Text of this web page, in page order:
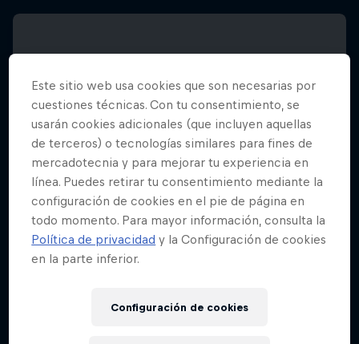
Red Bull Batalla Final Torneo de Plazas
Este sitio web usa cookies que son necesarias por
cuestiones técnicas. Con tu consentimiento, se
usarán cookies adicionales (que incluyen aquellas
de terceros) o tecnologías similares para fines de
mercadotecnia y para mejorar tu experiencia en
línea. Puedes retirar tu consentimiento mediante la
configuración de cookies en el pie de página en
todo momento. Para mayor información, consulta la
Política de privacidad y la Configuración de cookies
en la parte inferior.
Configuración de cookies